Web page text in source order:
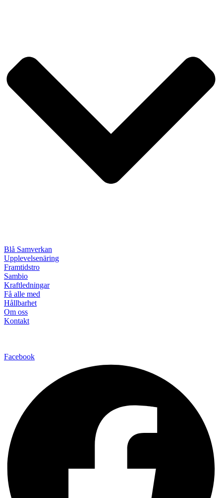
Blå Samverkan
Upplevelsenäring
Framtidstro
Sambio
Kraftledningar
Få alle med
Hållbarhet
Om oss
Kontakt
Facebook